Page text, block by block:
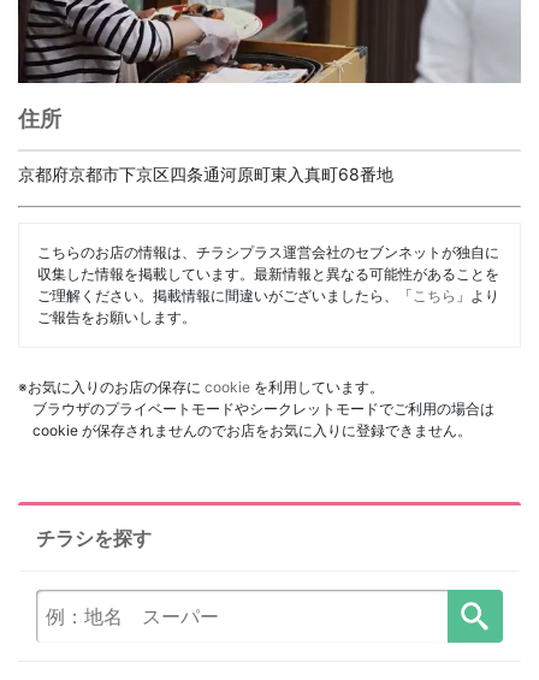
住所
京都府京都市下京区四条通河原町東入真町68番地
こちらのお店の情報は、チラシプラス運営会社のセブンネットが独自に
収集した情報を掲載しています。最新情報と異なる可能性があることを
ご理解ください。掲載情報に間違いがございましたら、「 こちら 」より
ご報告をお願いします。
※お気に入りのお店の保存に cookie を利用しています。
ブラウザのプライベートモードやシークレットモードでご利用の場合は
cookie が保存されませんのでお店をお気に入りに登録できません。
チラシを探す